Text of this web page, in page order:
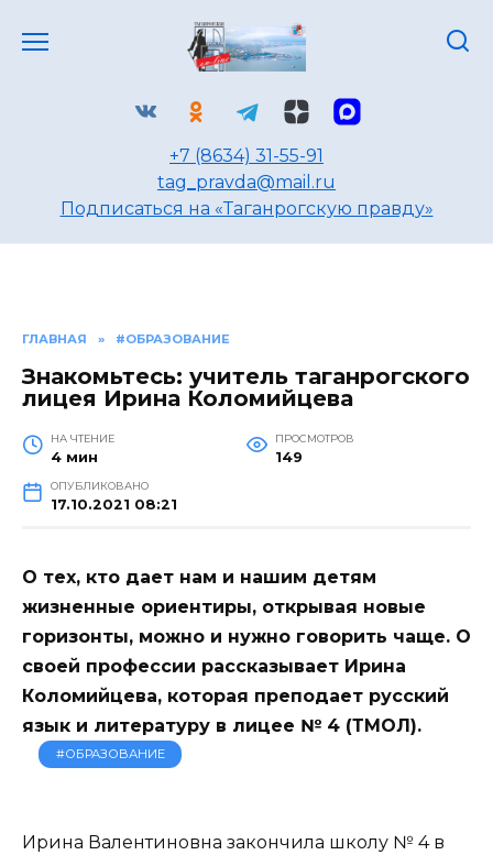
+7 (8634) 31-55-91
tag_pravda@mail.ru
Подписаться на «Таганрогскую правду»
ГЛАВНАЯ » #ОБРАЗОВАНИЕ
Знакомьтесь: учитель таганрогского
лицея Ирина Коломийцева
НА ЧТЕНИЕ
4 мин
ПРОСМОТРОВ
149
ОПУБЛИКОВАНО
17.10.2021 08:21
О тех, кто дает нам и нашим детям
жизненные ориентиры, открывая новые
горизонты, можно и нужно говорить чаще. О
своей профессии рассказывает Ирина
Коломийцева, которая преподает русский
язык и литературу в лицее № 4 (ТМОЛ).
#ОБРАЗОВАНИЕ
Ирина Валентиновна закончила школу № 4 в